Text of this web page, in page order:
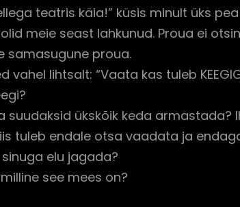
teatris käia!” küsis minult üks
meie seast lahkunud. Proua ei
samasugune proua.
lihtsalt: “Vaata kas tuleb
suudaksid ükskõik keda
tuleb endale otsa vaadata ja
elu jagada?
see mees on?